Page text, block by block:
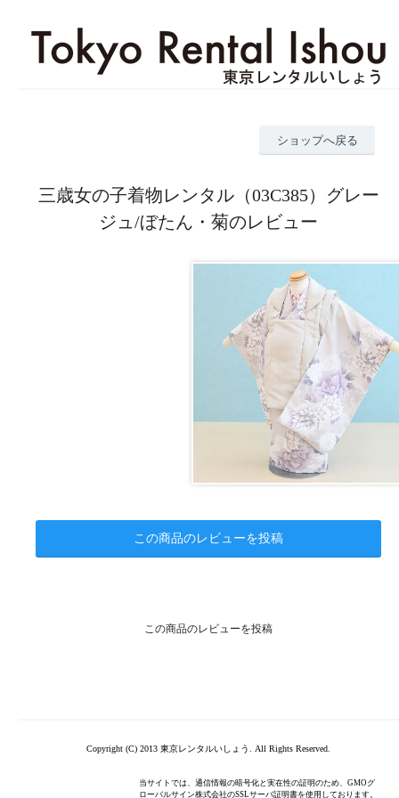
ショップへ戻る
三歳女の子着物レンタル（03C385）グレー
ジュ/ぼたん・菊のレビュー
この商品のレビューを投稿
この商品のレビューを投稿
Copyright (C) 2013 東京レンタルいしょう. All Rights Reserved.
当サイトでは、通信情報の暗号化と実在性の証明のため、GMOグ
ローバルサイン株式会社のSSLサーバ証明書を使用しております。